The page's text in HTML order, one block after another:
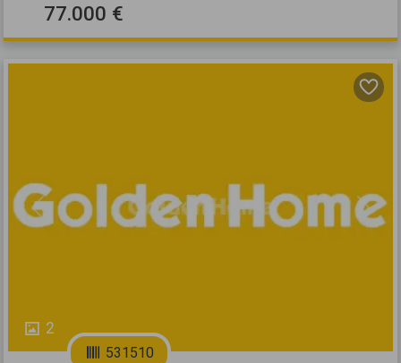
77.000 €
2
Previous Next
531510